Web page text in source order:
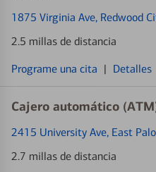
1875 Virginia Ave, Redwood
2.5 millas de distancia
Programe una cita | Detalles
Cajero automático
2415 University Ave, East
2.7 millas de distancia